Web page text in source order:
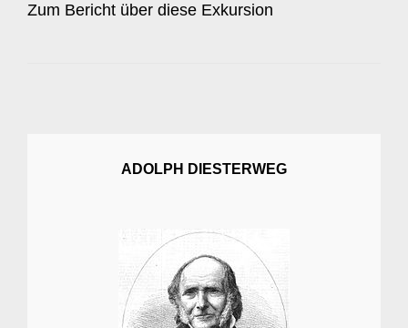
Zum Bericht über diese Exkursion
ADOLPH DIESTERWEG